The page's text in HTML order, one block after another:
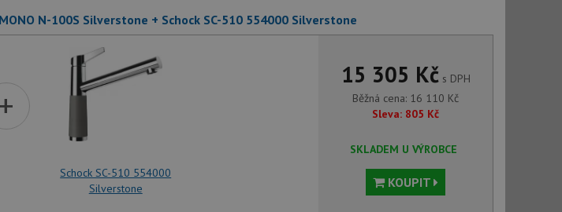
N-100S Silverstone + Schock SC-510 554000 Silverstone
+
Schock SC-510 554000
Silverstone
15 305 Kčs DPH
Běžná cena: 16 110 Kč
Sleva: 805 Kč
SKLADEM U VÝROBCE
KOUPIT